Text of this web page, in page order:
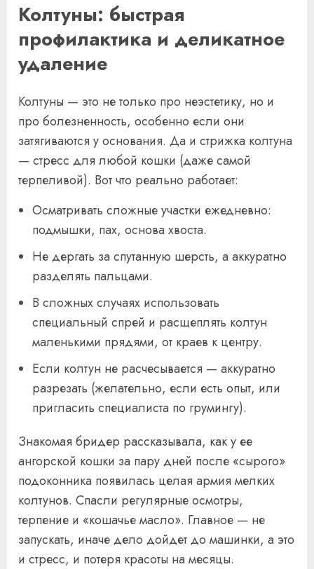
Колтуны: быстрая
профилактика и деликатное
удаление
Колтуны — это не только про неэстетику, но и
про болезненность, особенно если они
затягиваются у основания. Да и стрижка колтуна
— стресс для любой кошки (даже самой
терпеливой). Вот что реально работает:
Осматривать сложные участки ежедневно:
подмышки, пах, основа хвоста.
Не дергать за спутанную шерсть, а аккуратно
разделять пальцами.
В сложных случаях использовать
специальный спрей и расщеплять колтун
маленькими прядями, от краев к центру.
Если колтун не расчесывается — аккуратно
разрезать (желательно, если есть опыт, или
пригласить специалиста по грумингу).
Знакомая бридер рассказывала, как у ее
ангорской кошки за пару дней после «сырого»
подоконника появилась целая армия мелких
колтунов. Спасли регулярные осмотры,
терпение и «кошачье масло». Главное — не
запускать, иначе дело дойдет до машинки, а это
и стресс, и потеря красоты на месяцы.